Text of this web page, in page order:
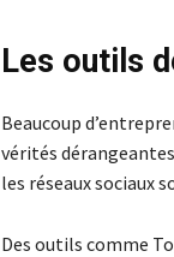
Les outils
Beaucoup
vérités
les réseaux sociaux
Des outils comme